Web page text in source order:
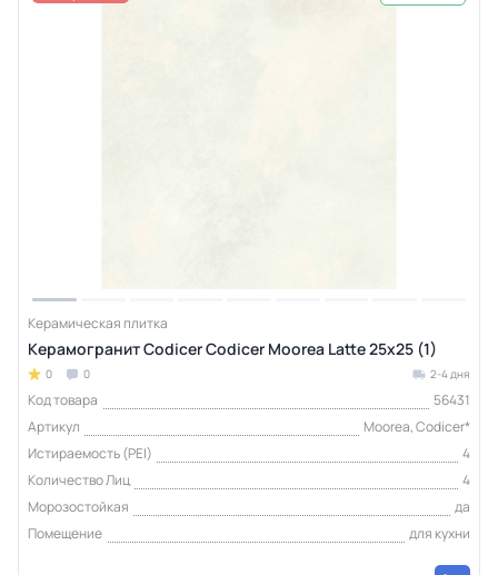
Керамическая плитка
Керамогранит Codicer Codicer Moorea Latte 25x25 (1)
0 0 2-4 дня
Код товара
56431
Артикул
Moorea, Codicer*
Истираемость (PEI)
4
Количество Лиц
4
Морозостойкая
да
Помещение
для кухни